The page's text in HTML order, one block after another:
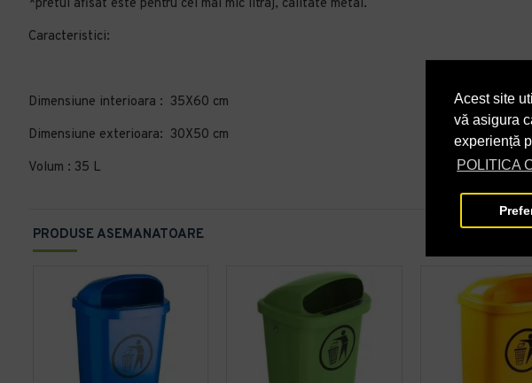
Acest site
vă asigura
experiență
POLITICA
PRODUSE ASEMANATOARE
*pretul afisat este pentru cel mai mic litraj, calitate metal.
Caracteristici:
Dimensiune interioara : 35X60 cm
Dimensiune exterioara: 30X50 cm
Volum : 35 L